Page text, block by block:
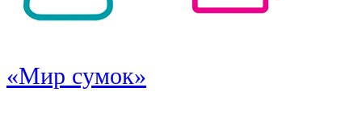
«Мир сумок»